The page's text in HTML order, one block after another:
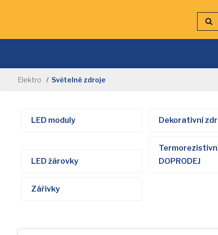
Elektro Světelné zdroje
LED moduly Dekorativní
LED žárovky
DOPRODEJ
Zářivky